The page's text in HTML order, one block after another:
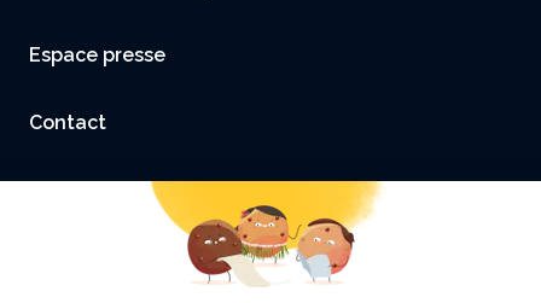
Espace presse
Contact
Accessibilité : non conforme
Mentions légales et Crédits